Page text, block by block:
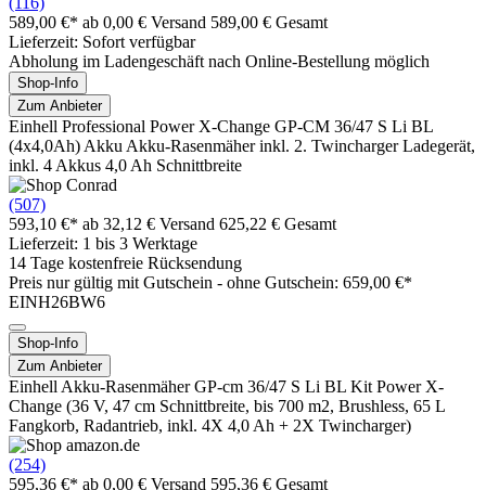
589,00 €* ab 0,00 € Versand 589,00 € Gesamt
Lieferzeit: Sofort verfügbar
Abholung im Ladengeschäft nach Online-Bestellung möglich
Shop-Info
Zum Anbieter
Einhell Professional Power X-Change GP-CM 36/47 S Li BL
(4x4,0Ah) Akku Akku-Rasenmäher inkl. 2. Twincharger Ladegerät,
inkl. 4 Akkus 4,0 Ah Schnittbreite
(507)
593,10 €* ab 32,12 € Versand 625,22 € Gesamt
Lieferzeit: 1 bis 3 Werktage
14 Tage kostenfreie Rücksendung
Preis nur gültig mit Gutschein - ohne Gutschein: 659,00 €*
EINH26BW6
Shop-Info
Zum Anbieter
Einhell Akku-Rasenmäher GP-cm 36/47 S Li BL Kit Power X-
Change (36 V, 47 cm Schnittbreite, bis 700 m2, Brushless, 65 L
Fangkorb, Radantrieb, inkl. 4X 4,0 Ah + 2X Twincharger)
(254)
595,36 €* ab 0,00 € Versand 595,36 € Gesamt